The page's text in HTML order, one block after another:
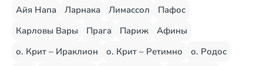
Айя Напа
Ларнака Лимассол
Пафос
Карловы Вары
Прага Париж
Афины
о. Крит – Ираклион
о. Крит – Ретимно
о. Родос